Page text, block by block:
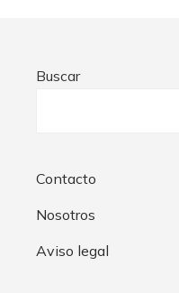
Buscar
Contacto
Nosotros
Aviso legal